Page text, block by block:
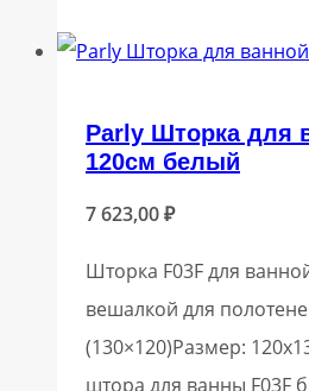
Parly Шторка для
120см белый
7 623,00₽
Шторка F03F для
вешалкой для
(130×120)Размер:
штора для ванны F03F